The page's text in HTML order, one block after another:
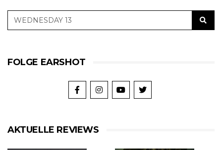
FOLGE EARSHOT
AKTUELLE REVIEWS